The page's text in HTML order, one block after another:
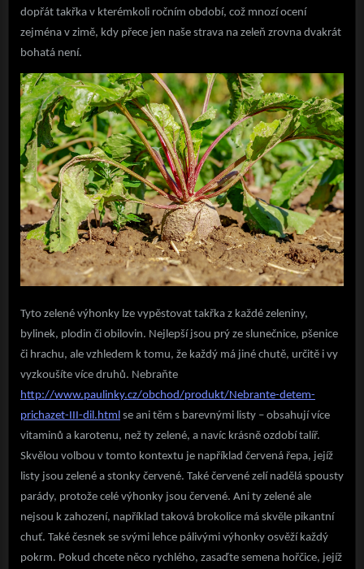
dopřát takřka v kterémkoli ročním období, což mnozí ocení
zejména v zimě, kdy přece jen naše strava na zeleň zrovna dvakrát
bohatá není.
Tyto zelené výhonky lze vypěstovat takřka z každé zeleniny,
bylinek, plodin či obilovin. Nejlepší jsou prý ze slunečnice, pšenice
či hrachu, ale vzhledem k tomu, že každý má jiné chutě, určitě i vy
vyzkoušíte více druhů. Nebraňte
http://www.paulinky.cz/obchod/produkt/Nebrante-detem-
prichazet-III-dil.html se ani těm s barevnými listy – obsahují více
vitaminů a karotenu, než ty zelené, a navíc krásně ozdobí talíř.
Skvělou volbou v tomto kontextu je například červená řepa, jejíž
listy jsou zelené a stonky červené. Také červené zelí nadělá spousty
parády, protože celé výhonky jsou červené. Ani ty zelené ale
nejsou k zahození, například taková brokolice má skvěle pikantní
chuť. Také česnek se svými lehce pálivými výhonky osvěží každý
pokrm. Pokud chcete něco rychlého, zasaďte semena hořčice, jejíž